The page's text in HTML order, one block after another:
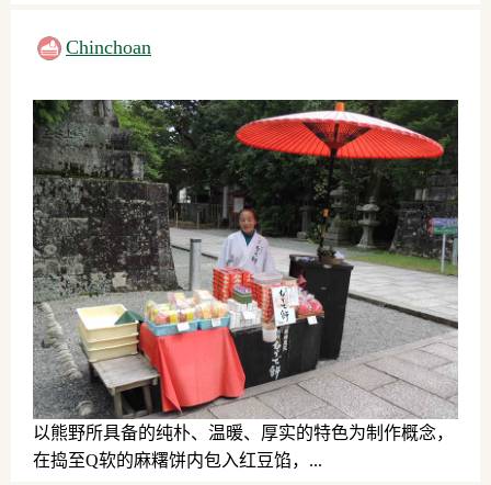
Chinchoan
以熊野所具备的纯朴、温暖、厚实的特色为制作概念，
在捣至Q软的麻糬饼内包入红豆馅，...